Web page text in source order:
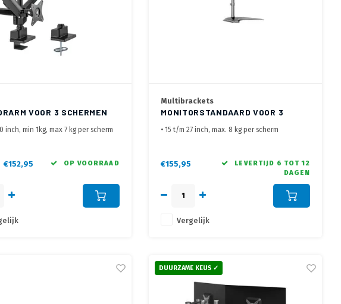
VOOR 3 SCHERMEN
inch, min 1kg, max 7 kg per scherm
€152,95 OP VOORRAAD
Multibrackets
MONITORSTANDAARD VOOR 3
SCHERMEN BASIC TRIPPLE
• 15 t/m 27 inch, max. 8 kg per scherm
€155,95
LEVERTIJD 6 TOT 12
DAGEN
Vergelijk
DUURZAME KEUS ✓